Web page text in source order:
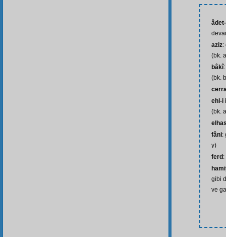
aziz:
(bk.
bâkî:
(bk.
ehl-i
(bk.
fâni:
y)
ferd
gibi
ve